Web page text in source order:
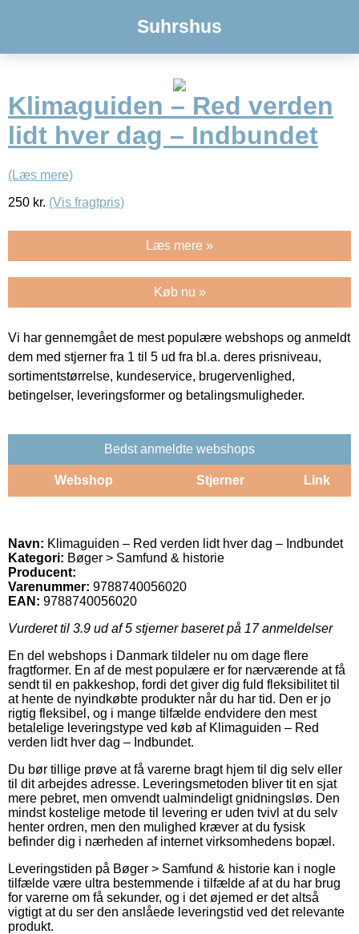
Suhrshus
Klimaguiden – Red verden
lidt hver dag – Indbundet
(Læs mere)
250 kr. (Vis fragtpris)
Læs mere »
Køb nu »
Vi har gennemgået de mest populære webshops og anmeldt
dem med stjerner fra 1 til 5 ud fra bl.a. deres prisniveau,
sortimentstørrelse, kundeservice, brugervenlighed,
betingelser, leveringsformer og betalingsmuligheder.
Bedst anmeldte webshops
Webshop Stjerner Link
Navn: Klimaguiden – Red verden lidt hver dag – Indbundet
Kategori: Bøger > Samfund & historie
Producent:
Varenummer: 9788740056020
EAN: 9788740056020
Vurderet til 3.9 ud af 5 stjerner baseret på 17anmeldelser
En del webshops i Danmark tildeler nu om dage flere
fragtformer. En af de mest populære er for nærværende at få
sendt til en pakkeshop, fordi det giver dig fuld fleksibilitet til
at hente de nyindkøbte produkter når du har tid. Den er jo
rigtig fleksibel, og i mange tilfælde endvidere den mest
betalelige leveringstype ved køb af Klimaguiden – Red
verden lidt hver dag – Indbundet.
Du bør tillige prøve at få varerne bragt hjem til dig selv eller
til dit arbejdes adresse. Leveringsmetoden bliver tit en sjat
mere pebret, men omvendt ualmindeligt gnidningsløs. Den
mindst kostelige metode til levering er uden tvivl at du selv
henter ordren, men den mulighed kræver at du fysisk
befinder dig i nærheden af internet virksomhedens bopæl.
Leveringstiden på Bøger > Samfund & historie kan i nogle
tilfælde være ultra bestemmende i tilfælde af at du har brug
for varerne om få sekunder, og i det øjemed er det altså
vigtigt at du ser den anslåede leveringstid ved det relevante
produkt.